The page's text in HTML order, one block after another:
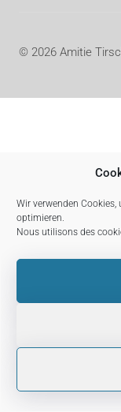
Wir verwenden Cookies,
optimieren.
Nous utilisons des
© 2026 Amitie